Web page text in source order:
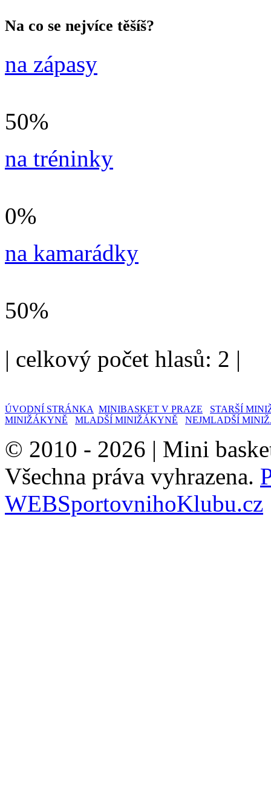
Na co se nejvíce těšíš?
na zápasy
50%
na tréninky
0%
na kamarádky
50%
| celkový počet hlasů: 2 |
ÚVODNÍ STRÁNKA MINIBASKET V PRAZE
STARŠÍ
MINIŽÁKYNĚ
MLADŠÍ MINIŽÁKYNĚ NEJMLADŠÍ
© 2010 - 2026 | Mini
Všechna práva vyhrazena.
WEBSportovnihoKlubu.cz